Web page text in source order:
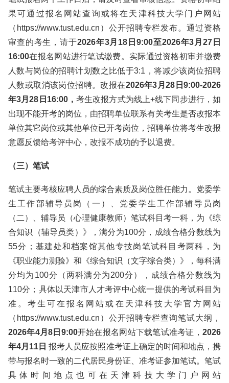
果可通过报名网站查询或将在天津科技大学门户网站
（https://www.tust.edu.cn）公开招聘专栏发布。通过资格
审查的考生，请于2026年3月18日9:00至2026年3月27日
16:00在报名网站进行笔试缴费。实际通过资格初审并缴费
人数与岗位的招聘计划数之比低于3:1，将减少该岗位招聘
人数或取消该岗位招聘。改报在2026年3月28日9:00-2026
年3月28日16:00， 考生改报方式为线上+线下同步进行，如
出现不能开考的岗位，由招聘单位联系有关考生是否改报本
单位其它岗位或其他单位已开考岗位，招聘单位将考生改报
意愿反馈给考评中心，改报不成功的予以退费。
（三）笔试
笔试主要考核应聘人员的综合素质及岗位胜任能力。党委学
生工作部辅导员岗（一）、党委学生工作部辅导员岗
（二）、辅导员（心理健康教师）笔试科目考一科，为《综
合知识（辅导员类）》，满分为100分，成绩合格分数线为
55分；基建处和档案馆其他专技岗笔试科目考两科，为
《职业能力测验》和《综合知识（文字综合类）》，每科满
分均为100分（两科满分为200分），成绩合格分数线为
110分；具体以天津市人才考评中心统一提供的考试科目为
准。考生可在报名网站或在天津科技大学官方网站
（https://www.tust.edu.cn）公开招聘专栏查询笔试大纲，
2026年4月8日9:00开始在报名网站下载笔试准考证，2026
年4月11日报考人员应按照准考证上确定的时间和地点，携
带与报名时一致的二代居民身份证、准考证参加笔试。笔试
具体时间地点也可在天津科技大学门户网站